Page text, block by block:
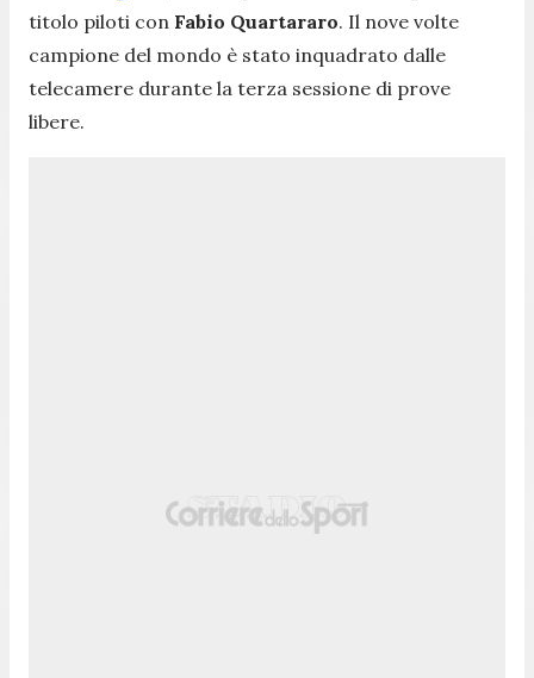
titolo piloti con Fabio Quartararo. Il nove volte
campione del mondo è stato inquadrato dalle
telecamere durante la terza sessione di prove
libere.